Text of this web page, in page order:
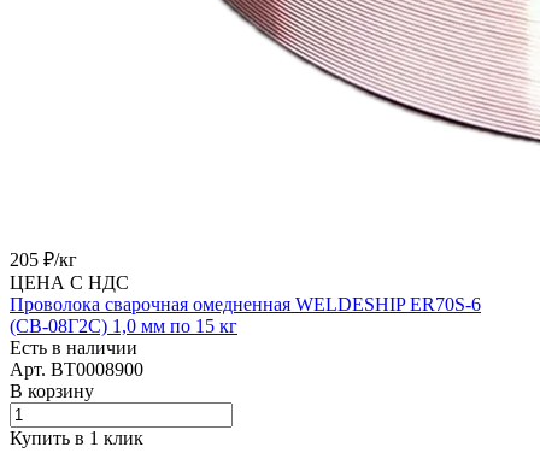
205 ₽/кг
ЦЕНА С НДС
Проволока сварочная омедненная WELDESHIP ER70S-6
(СВ-08Г2С) 1,0 мм по 15 кг
Есть в наличии
Арт. BT0008900
В корзину
Купить в 1 клик